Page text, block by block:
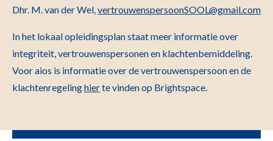
Dhr. M. van der Wel,vertrouwenspersoonSOOL@gmail.com
In het lokaal opleidingsplan staat meer informatie over
integriteit, vertrouwenspersonen en klachtenbemiddeling.
Voor aios is informatie over de vertrouwenspersoon en de
klachtenregelinghierte vinden op Brightspace.